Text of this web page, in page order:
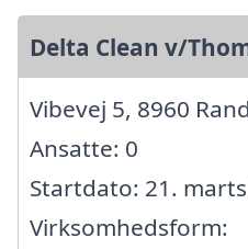
Delta Clean v/
Vibevej 5, 8960
Ansatte: 0
Startdato: 21.
Virksomhedsform: